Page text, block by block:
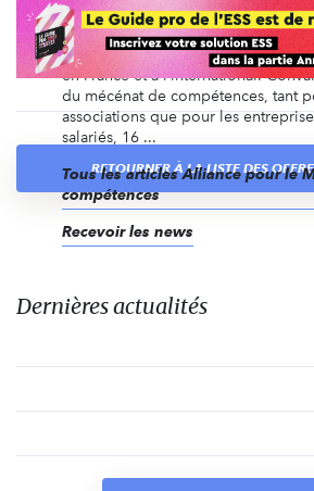
L’Alliance pour le Mécénat de
association ayant pour mission de
mécénat de compétences au sein
en France et à l’international.
du mécénat de compétences, tant
associations que pour les
salariés, 16 ...
Tous les articles Alliance pour le
compétences
Recevoir les news
RETOURNER À LA LISTE DES
Dernières actualités